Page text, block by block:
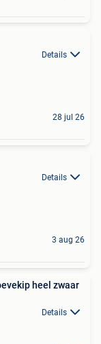
Details
28 jul 26
Details
3 aug 26
heel zwaar
Details